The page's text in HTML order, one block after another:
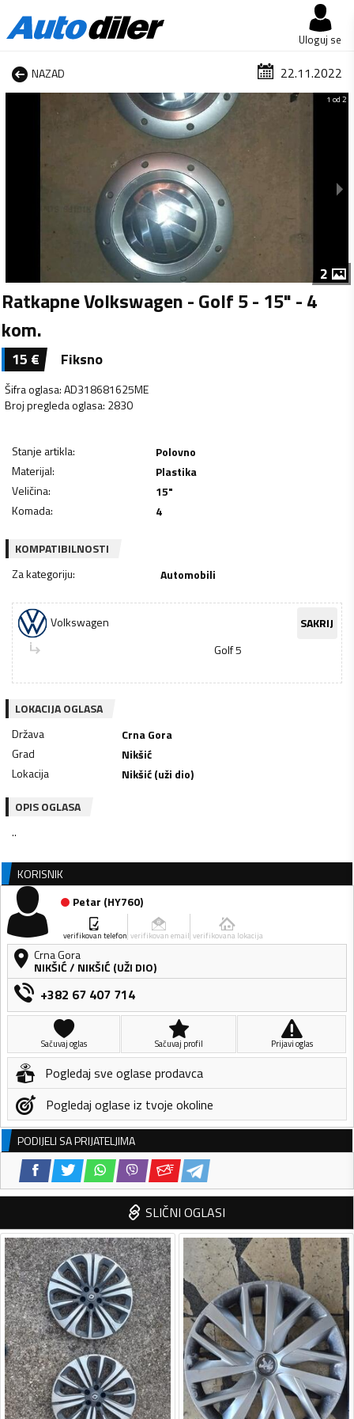
Uloguj se
NAZAD 22.11.2022
1 od 2
2
Ratkapne Volkswagen - Golf 5 - 15" - 4
kom.
15 € Fiksno
Šifra oglasa:AD318681625ME
Broj pregleda oglasa: 2830
Stanje artikla:
Polovno
Materijal:
Plastika
Veličina:
15"
Komada: 4
KOMPATIBILNOSTI
Za kategoriju: Automobili
Volkswagen
SAKRIJ
Golf 5
LOKACIJA OGLASA
Država
Crna Gora
Grad
Nikšić
Lokacija
Nikšić (uži dio)
OPIS OGLASA
..
KORISNIK
Petar (HY760)
verifikovan telefon verifikovan email verifikovana lokacija
Crna Gora
NIKŠIĆ/ NIKŠIĆ (UŽI DIO)
+382 67 407 714
Sačuvaj oglas Sačuvaj profil Prijavi oglas
Pogledaj sve oglase prodavca
Pogledaj oglase iz tvoje okoline
PODIJELI SA PRIJATELJIMA
SLIČNI OGLASI